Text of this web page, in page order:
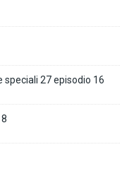
speciali 27 episodio 16